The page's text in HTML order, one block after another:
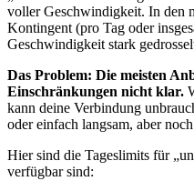
voller Geschwindigkeit. In den
Kontingent (pro Tag oder
Geschwindigkeit stark
Das Problem: Die meisten
Einschränkungen nicht klar.
kann deine Verbindung
oder einfach langsam, aber
Hier sind die Tageslimits für
verfügbar sind: